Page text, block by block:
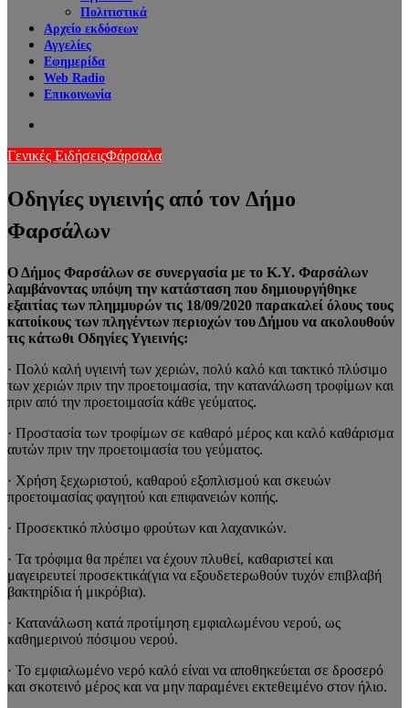
Πολιτιστικά
Αρχείο εκδόσεων
Αγγελίες
Εφημερίδα
Web Radio
Επικοινωνία
Γενικές ΕιδήσειςΦάρσαλα
Οδηγίες υγιεινής από τον Δήμο
Φαρσάλων
Ο Δήμος Φαρσάλων σε συνεργασία με το Κ.Υ. Φαρσάλων
λαμβάνοντας υπόψη την κατάσταση που δημιουργήθηκε
εξαιτίας των πλημμυρών τις 18/09/2020 παρακαλεί όλους τους
κατοίκους των πληγέντων περιοχών του Δήμου να ακολουθούν
τις κάτωθι Οδηγίες Υγιεινής:
· Πολύ καλή υγιεινή των χεριών, πολύ καλό και τακτικό πλύσιμο
των χεριών πριν την προετοιμασία, την κατανάλωση τροφίμων και
πριν από την προετοιμασία κάθε γεύματος.
· Προστασία των τροφίμων σε καθαρό μέρος και καλό καθάρισμα
αυτών πριν την προετοιμασία του γεύματος.
· Χρήση ξεχωριστού, καθαρού εξοπλισμού και σκευών
προετοιμασίας φαγητού και επιφανειών κοπής.
· Προσεκτικό πλύσιμο φρούτων και λαχανικών.
· Τα τρόφιμα θα πρέπει να έχουν πλυθεί, καθαριστεί και
μαγειρευτεί προσεκτικά(για να εξουδετερωθούν τυχόν επιβλαβή
βακτηρίδια ή μικρόβια).
· Κατανάλωση κατά προτίμηση εμφιαλωμένου νερού, ως
καθημερινού πόσιμου νερού.
· Το εμφιαλωμένο νερό καλό είναι να αποθηκεύεται σε δροσερό
και σκοτεινό μέρος και να μην παραμένει εκτεθειμένο στον ήλιο.